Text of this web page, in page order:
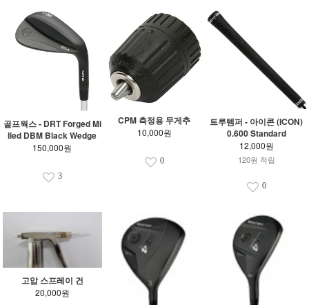
골프웍스 - DRT Forged Mi
lled DBM Black Wedge
150,000원
3
CPM 측정용 무게추
10,000원
0
트루템퍼 - 아이콘 (ICON)
0.600 Standard
12,000원
120원 적립
0
고압 스프레이 건
20,000원